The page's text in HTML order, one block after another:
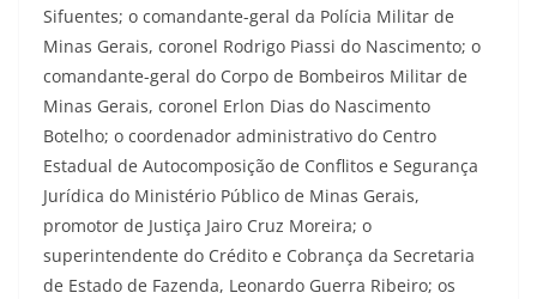
Sifuentes; o comandante-geral da Polícia Militar de
Minas Gerais, coronel Rodrigo Piassi do Nascimento; o
comandante-geral do Corpo de Bombeiros Militar de
Minas Gerais, coronel Erlon Dias do Nascimento
Botelho; o coordenador administrativo do Centro
Estadual de Autocomposição de Conflitos e Segurança
Jurídica do Ministério Público de Minas Gerais,
promotor de Justiça Jairo Cruz Moreira; o
superintendente do Crédito e Cobrança da Secretaria
de Estado de Fazenda, Leonardo Guerra Ribeiro; os